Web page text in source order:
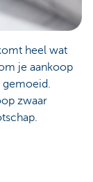
heel wat
je aankoop
gemoeid.
zwaar